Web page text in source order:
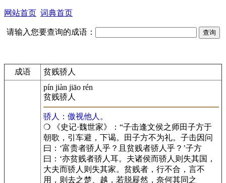
网站首页 词典首页
请输入您要查询的成语：
成语 贫贱骄人
pín jiàn jiāo rén
贫贱骄人
骄人：傲视他人。
❍ 《史记·魏世家》：“子击逢文侯之师田子方于
朝歌，引车避，下谒。田子方不为礼。子击因问
曰：‘富贵者骄人乎？且贫贱者骄人乎？’子方
曰：‘亦贫贱者骄人耳。夫诸侯而骄人则失其国，
大夫而骄人则失其家。贫贱者，行不合，言不
用，则去之楚、越，若脱屣然，奈何其同之